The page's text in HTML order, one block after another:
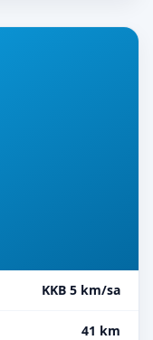
KKB 5 km/sa
41 km